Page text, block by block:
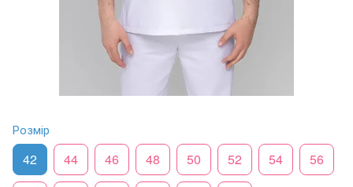
Розмір
42 44 46 48 50 52 54 56